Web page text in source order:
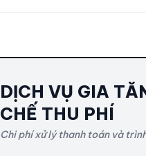
DỊCH VỤ GIA
CHẾ THU PHÍ
Chi phí xử lý thanh toán và